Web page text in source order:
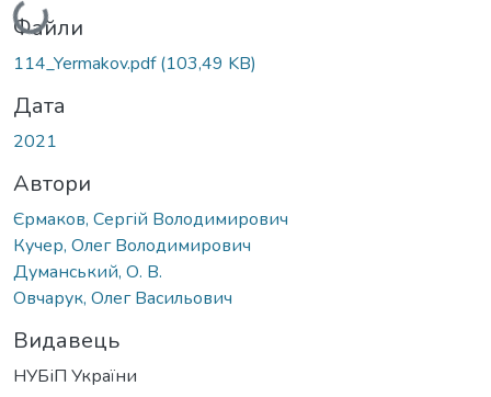
Файли
114_Yermakov.pdf(103,49 KB)
Дата
2021
Автори
Єрмаков, Сергій Володимирович
Кучер, Олег Володимирович
Думанський, О. В.
Овчарук, Олег Васильович
Видавець
НУБіП України